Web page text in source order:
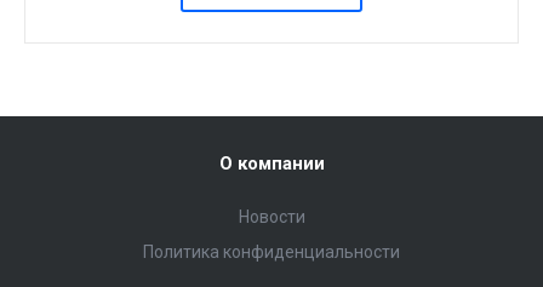
О компании
Новости
Политика конфиденциальности